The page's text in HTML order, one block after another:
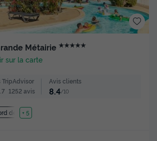
Métairie ★★★★★
sur la carte
TripAdvisor
1252 avis
Avis clients
8.4/10
de mer
+ 5